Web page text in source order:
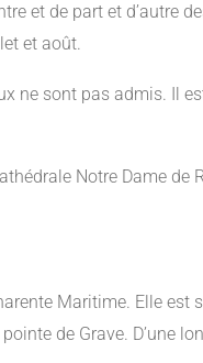
et de part et d’autre
et août.
ne sont pas admis. Il
Notre Dame de
Maritime. Elle est
de Grave. D’une